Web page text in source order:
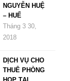
NGUYỄN HUỆ
– HUẾ
Tháng 3 30,
2018
DỊCH VỤ CHO
THUÊ PHÒNG